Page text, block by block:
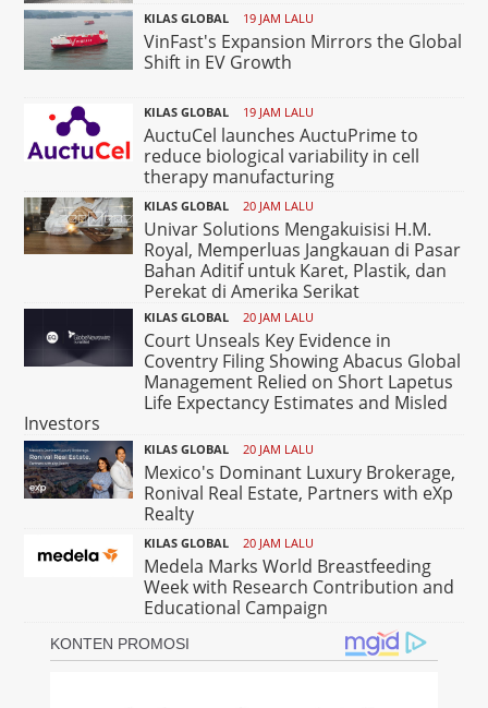
KILAS GLOBAL 19 JAM LALU
VinFast's Expansion Mirrors the Global
Shift in EV Growth
KILAS GLOBAL 19 JAM LALU
AuctuCel launches AuctuPrime to
reduce biological variability in cell
therapy manufacturing
KILAS GLOBAL 20 JAM LALU
Univar Solutions Mengakuisisi H.M.
Royal, Memperluas Jangkauan di Pasar
Bahan Aditif untuk Karet, Plastik, dan
Perekat di Amerika Serikat
KILAS GLOBAL 20 JAM LALU
Court Unseals Key Evidence in
Coventry Filing Showing Abacus Global
Management Relied on Short Lapetus
Life Expectancy Estimates and Misled
Investors
KILAS GLOBAL 20 JAM LALU
Mexico's Dominant Luxury Brokerage,
Ronival Real Estate, Partners with eXp
Realty
KILAS GLOBAL 20 JAM LALU
Medela Marks World Breastfeeding
Week with Research Contribution and
Educational Campaign